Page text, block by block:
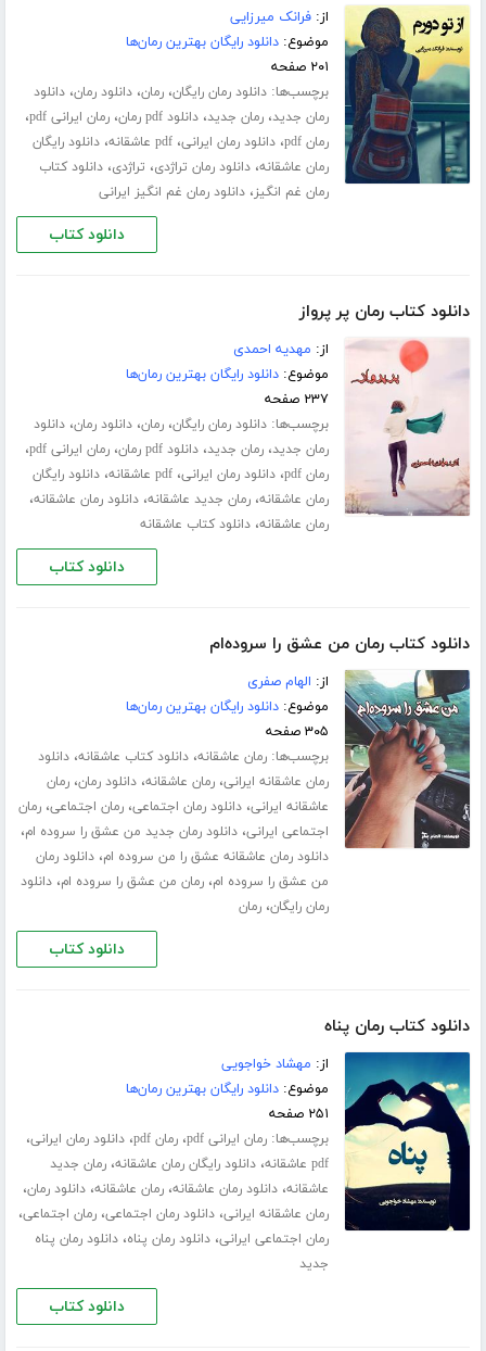
از:فرانک میرزایی
موضوع:دانلود رایگان بهترین رمان‌ها
۲۰۱ صفحه
برچسب‌ها:دانلود رمان رایگان،رمان،دانلود رمان،دانلود
رمان جدید،رمان جدید،دانلود pdf رمان ،رمان ایرانی pdf ،
رمان pdf ،دانلود رمان ایرانی،pdf عاشقانه ،دانلود رایگان
رمان عاشقانه،دانلود رمان تراژدی، تراژدی،دانلود کتاب
رمان غم انگیز،دانلود رمان غم انگیز ایرانی
دانلود کتاب
دانلود کتاب رمان پر پرواز
از: مهدیه احمدی
موضوع:دانلود رایگان بهترین رمان‌ها
۲۳۷ صفحه
برچسب‌ها:دانلود رمان رایگان،رمان،دانلود رمان،دانلود
رمان جدید،رمان جدید،دانلود pdf رمان ،رمان ایرانی pdf ،
رمان pdf ،دانلود رمان ایرانی،pdf عاشقانه ،دانلود رایگان
رمان عاشقانه،رمان جدید عاشقانه،دانلود رمان عاشقانه،
رمان عاشقانه،دانلود کتاب عاشقانه
دانلود کتاب
دانلود کتاب رمان من عشق را سروده‌ام
از: الهام صفری
موضوع:دانلود رایگان بهترین رمان‌ها
۳۰۵ صفحه
برچسب‌ها:رمان عاشقانه،دانلود کتاب عاشقانه،دانلود
رمان عاشقانه ایرانی،رمان عاشقانه،دانلود رمان،رمان
عاشقانه ایرانی،دانلود رمان اجتماعی،رمان اجتماعی،رمان
اجتماعی ایرانی،دانلود رمان جدید من عشق را سروده ام،
دانلود رمان عاشقانه عشق را من سروده ام،دانلود رمان
من عشق را سروده ام،رمان من عشق را سروده ام،دانلود
رمان رایگان،رمان
دانلود کتاب
دانلود کتاب رمان پناه
از: مهشاد خواجویی
موضوع:دانلود رایگان بهترین رمان‌ها
۲۵۱ صفحه
برچسب‌ها:رمان ایرانی pdf ،رمان pdf ،دانلود رمان ایرانی،
pdf عاشقانه ،دانلود رایگان رمان عاشقانه،رمان جدید
عاشقانه،دانلود رمان عاشقانه،رمان عاشقانه،دانلود رمان،
رمان عاشقانه ایرانی،دانلود رمان اجتماعی،رمان اجتماعی،
رمان اجتماعی ایرانی،دانلود رمان پناه،دانلود رمان پناه
جدید
دانلود کتاب